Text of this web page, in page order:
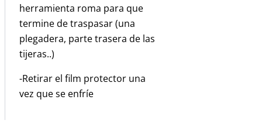
herramienta roma para que
termine de traspasar (una
plegadera, parte trasera de las
tijeras..)
-Retirar el film protector una
vez que se enfríe